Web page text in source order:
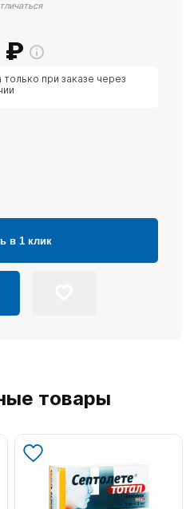
₽
при заказе через
в 1 клик
товары